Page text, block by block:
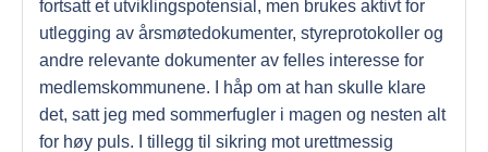
fortsatt et utviklingspotensial, men brukes aktivt for
utlegging av årsmøtedokumenter, styreprotokoller og
andre relevante dokumenter av felles interesse for
medlemskommunene. I håp om at han skulle klare
det, satt jeg med sommerfugler i magen og nesten alt
for høy puls. I tillegg til sikring mot urettmessig